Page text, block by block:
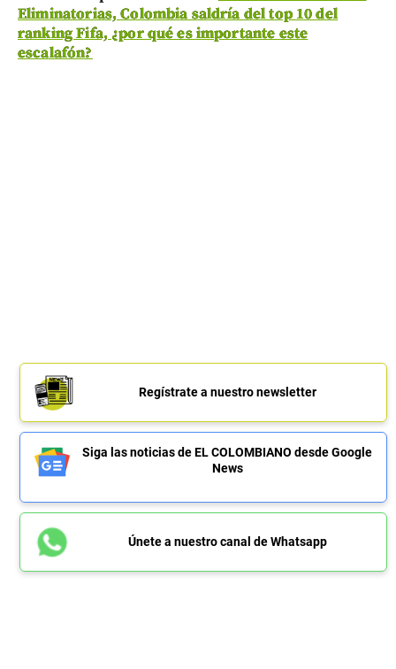
Eliminatorias, Colombia saldría del top 10 del
ranking Fifa, ¿por qué es importante este
escalafón?
Regístrate a nuestro newsletter
Siga las noticias de EL COLOMBIANO desde Google
News
Únete a nuestro canal de Whatsapp